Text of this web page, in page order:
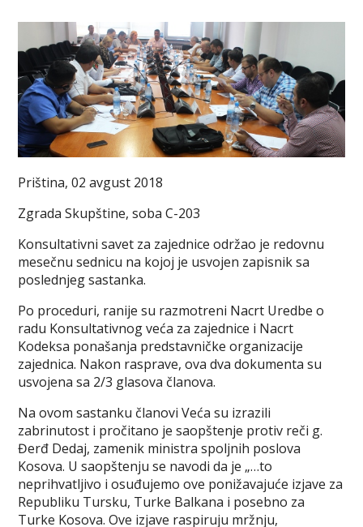
Priština, 02 avgust 2018
Zgrada Skupštine, soba C-203
Konsultativni savet za zajednice održao je redovnu
mesečnu sednicu na kojoj je usvojen zapisnik sa
poslednjeg sastanka.
Po proceduri, ranije su razmotreni Nacrt Uredbe o
radu Konsultativnog veća za zajednice i Nacrt
Kodeksa ponašanja predstavničke organizacije
zajednica. Nakon rasprave, ova dva dokumenta su
usvojena sa 2/3 glasova članova.
Na ovom sastanku članovi Veća su izrazili
zabrinutost i pročitano je saopštenje protiv reči g.
Đerđ Dedaj, zamenik ministra spoljnih poslova
Kosova. U saopštenju se navodi da je „…to
neprihvatljivo i osuđujemo ove ponižavajuće izjave za
Republiku Tursku, Turke Balkana i posebno za
Turke Kosova. Ove izjave raspiruju mržnju,